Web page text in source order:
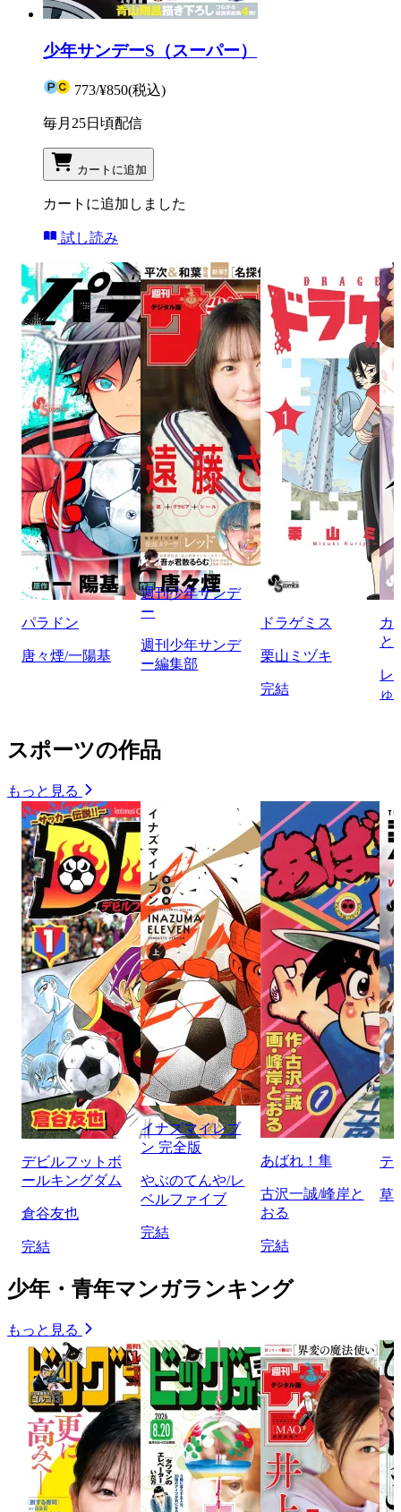
少年サンデーS（スーパー）
773/¥850(税込)
毎月25日頃配信
カートに追加
カートに追加しました
試し読み
パラドン
唐々煙/一陽基
週刊少年サンデ
ー
週刊少年サンデ
ー編集部
ドラゲミス
栗山ミヅキ
完結
カ
と
レ
ゅ
スポーツの作品
もっと見る
デビルフットボ
ールキングダム
倉谷友也
完結
イナズマイレブ
ン 完全版
やぶのてんや/レ
ベルファイブ
完結
あばれ！隼
古沢一誠/峰岸と
おる
完結
テ
草
少年・青年マンガランキング
もっと見る